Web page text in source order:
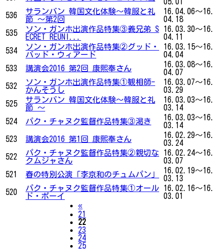
536
サランバン 韓国文化体験～韓服と礼
節 ～第2回
16.04.06～16.
04.18
535
ソン・ガンホ出演作品特集③義兄弟 S
ECRET REUNI...
16.03.30～16.
04.11
534
ソン・ガンホ出演作品特集②グッド・
バッド・ウィアード
16.03.15～16.
04.04
533
講演会2016 第2回 康熙奉さん
16.03.08～16.
04.07
532
ソン・ガンホ出演作品特集①観相師-
かんそうし
16.03.07～16.
03.29
525
サランバン 韓国文化体験～韓服と礼
節 ～
16.03.03～16.
03.14
524
パク・チャヌク監督作品特集③渇き
16.03.03～16.
03.14
523
講演会2016 第1回 康熙奉さん
16.02.29～16.
03.24
522
パク・チャヌク監督作品特集②親切な
クムジャさん
16.02.24～16.
03.07
521
春の特別公演「李京和のチュムパン」
16.02.19～16.
03.13
520
パク・チャヌク監督作品特集①オール
ド・ボーイ
16.02.16～16.
03.01
«Previous
21
22
23
24
25